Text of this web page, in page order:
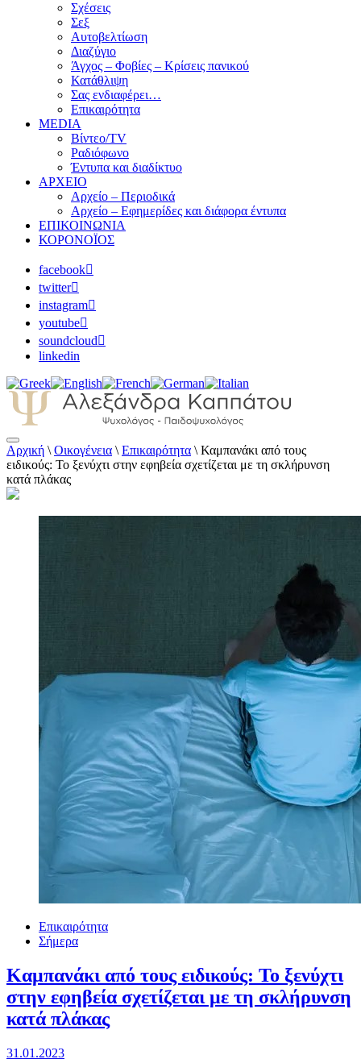
Σχέσεις
Σεξ
Αυτοβελτίωση
Διαζύγιο
Άγχος – Φοβίες – Κρίσεις πανικού
Κατάθλιψη
Σας ενδιαφέρει…
Επικαιρότητα
MEDIA
Βίντεο/TV
Ραδιόφωνο
Έντυπα και διαδίκτυο
ΑΡΧΕΙΟ
Αρχείο – Περιοδικά
Αρχείο – Εφημερίδες και διάφορα έντυπα
ΕΠΙΚΟΙΝΩΝΙΑ
ΚΟΡΟΝΟΪΟΣ
facebook
twitter
instagram
youtube
soundcloud
linkedin
Αλεξάνδρα Καππάτου Ψυχολόγος –
Παιδοψυχολόγος
Αρχική \ Οικογένεια \ Επικαιρότητα \ Καμπανάκι από τους
ειδικούς: Το ξενύχτι στην εφηβεία σχετίζεται με τη σκλήρυνση
κατά πλάκας
Επικαιρότητα
Σήμερα
Καμπανάκι από τους ειδικούς: Το ξενύχτι
στην εφηβεία σχετίζεται με τη σκλήρυνση
κατά πλάκας
31.01.2023